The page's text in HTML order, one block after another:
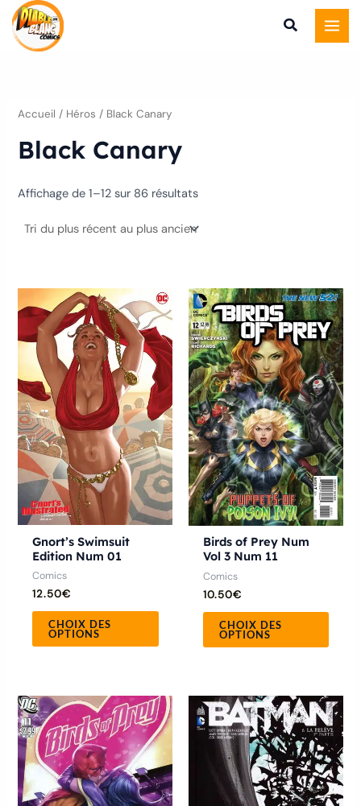
Aller
contenu
Accueil / Héros / Black Canary
Black Canary
Affichage de 1–12 sur 86 résultats
Gnort’s Swimsuit
Edition Num 01
Comics
12.50€
CHOIX DES
OPTIONS
Ce
produit
a
plusieurs
variations.
Les
options
peuvent
être
choisies
sur
Birds of Prey Num
Vol 3 Num 11
Comics
10.50€
CHOIX DES
OPTIONS
Ce
a
Les
être
sur
Ce
produit
a
plusieurs
variations.